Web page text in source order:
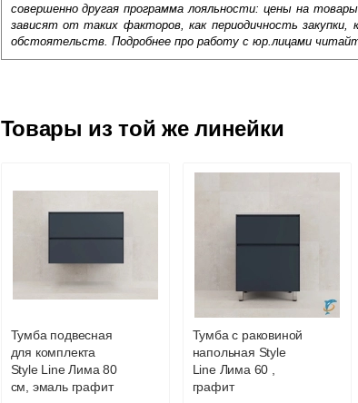
совершенно другая программа лояльности: цены на
зависят от таких факторов, как периодичность закупки,
обстоятельств. Подробнее про работу с юр.лицами
Доставка сантехники по Москве и Московской области
Подъем на этаж.
Доставка в регионы России.
Возможные способы оплаты:
Банковской картой при получении товара как при
Интернет-деньгами (Yandex-деньги, Web-money,
Товары из той же линейки
Тумба подвесная
для комплекта
Style Line Лима 80
см, эмаль графит
Тумба с раковиной
напольная Style
Line Лима 60 ,
графит